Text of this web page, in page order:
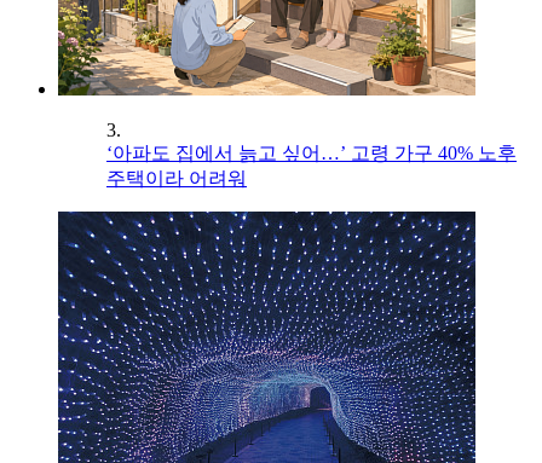
3.
‘아파도 집에서 늙고 싶어…’ 고령 가구 40% 노후
주택이라 어려워